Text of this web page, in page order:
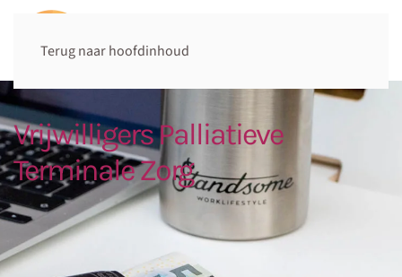
Terug naar hoofdinhoud
Vrijwilligers Palliatieve
Terminale Zorg